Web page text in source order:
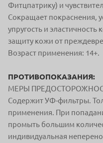
Фитцпатрику) и
Сокращает покраснения,
упругость и
защиту кожи от
Возраст применения: 14+.
ПРОТИВОПОКАЗАНИЯ:
МЕРЫ
Содержит УФ-фильтры.
применения. При
промыть большим
индивидуальная